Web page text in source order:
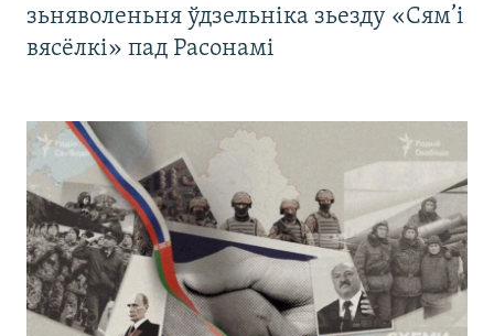
зьняволеньня ўдзельніка зьезду «Сям’і
вясёлкі» пад Расонамі